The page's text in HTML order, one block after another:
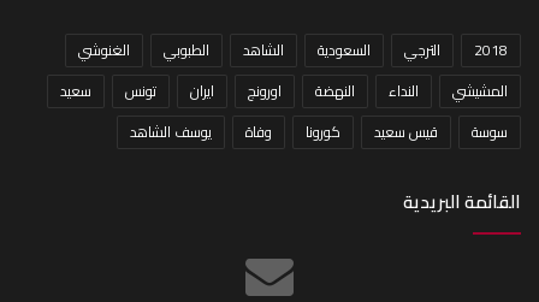
2018 الترجي السعودية الشاهد الطبوبي
الغنوشي
المشيشي
النداء النهضة اورونج ايران تونس
سعيد
سوسة
قيس سعيد كورونا وفاة يوسف الشاهد
القائمة البريدية